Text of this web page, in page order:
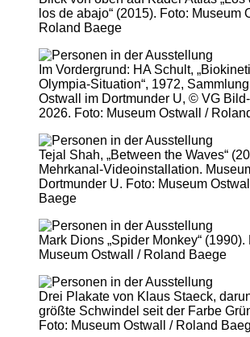
los de abajo“ (2015). Foto: Museum
Roland Baege
Im Vordergrund: HA Schult,
Olympia-Situation“, 1972,
Ostwall im Dortmunder U, © VG
2026. Foto: Museum Ostwall /
Tejal Shah, „Between the Waves“
Mehrkanal-Videoinstallation.
Dortmunder U. Foto: Museum
Baege
Mark Dions „Spider Monkey“ (1990).
Museum Ostwall / Roland Baege
Drei Plakate von Klaus Staeck,
größte Schwindel seit der Farbe
Foto: Museum Ostwall / Roland